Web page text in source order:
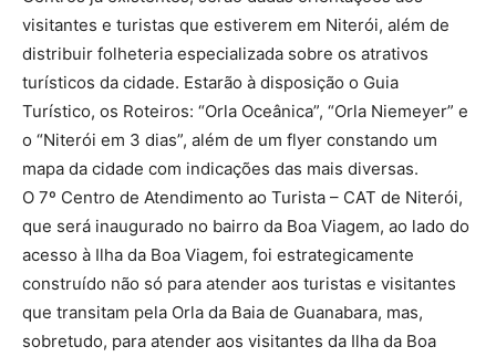
visitantes e turistas que estiverem em Niterói, além de
distribuir folheteria especializada sobre os atrativos
turísticos da cidade. Estarão à disposição o Guia
Turístico, os Roteiros: “Orla Oceânica”, “Orla Niemeyer” e
o “Niterói em 3 dias”, além de um flyer constando um
mapa da cidade com indicações das mais diversas.
O 7º Centro de Atendimento ao Turista – CAT de Niterói,
que será inaugurado no bairro da Boa Viagem, ao lado do
acesso à Ilha da Boa Viagem, foi estrategicamente
construído não só para atender aos turistas e visitantes
que transitam pela Orla da Baia de Guanabara, mas,
sobretudo, para atender aos visitantes da Ilha da Boa